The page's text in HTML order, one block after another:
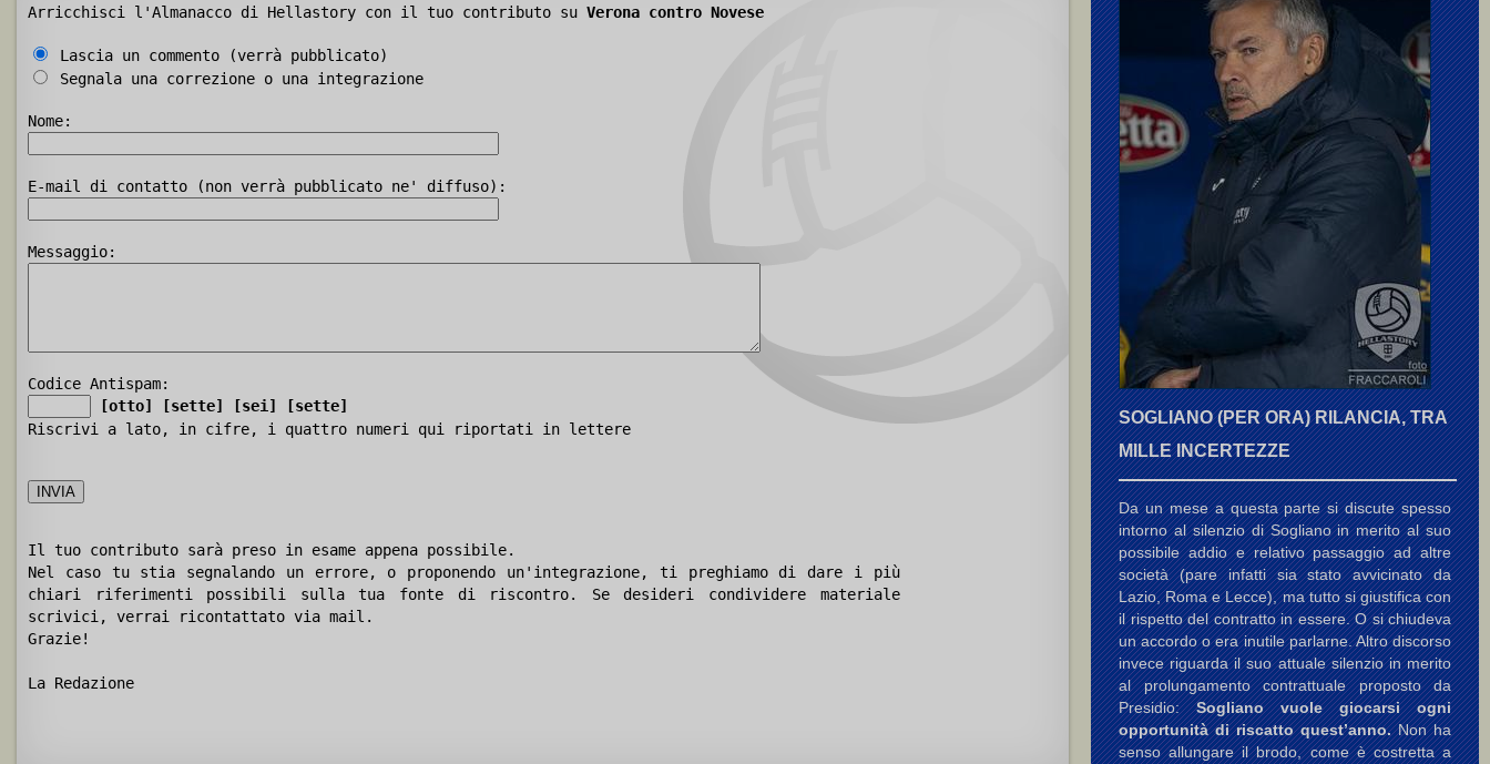
Arricchisci l'Almanacco di Hellastory con il tuo contributo su Verona contro Novese
Lascia un commento (verrà pubblicato)
Segnala una correzione o una integrazione
Nome:
E-mail di contatto (non verrà pubblicato ne' diffuso):
Messaggio:
Codice Antispam:
[otto]
[sette] [sei]
[sette]
Riscrivi a lato, in cifre, i quattro numeri qui riportati in lettere
Il tuo contributo sarà preso in esame appena possibile.
Nel caso tu stia segnalando un errore, o proponendo un'integrazione, ti preghiamo di dare i più
chiari riferimenti possibili sulla tua fonte di riscontro. Se desideri condividere materiale
scrivici, verrai ricontattato via mail.
Grazie!
La Redazione
SOGLIANO (PER ORA) RILANCIA, TRA
MILLE INCERTEZZE
Da un mese a questa parte si discute spesso
intorno al silenzio di Sogliano in merito al suo
possibile addio e relativo passaggio ad altre
società (pare infatti sia stato avvicinato da
Lazio, Roma e Lecce), ma tutto si giustifica con
il rispetto del contratto in essere. O si chiudeva
un accordo o era inutile parlarne. Altro discorso
invece riguarda il suo attuale silenzio in merito
al prolungamento contrattuale proposto da
Presidio:Sogliano vuole giocarsi ogni
opportunità di riscatto quest’anno.Non ha
senso allungare il brodo, come è costretta a